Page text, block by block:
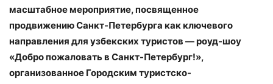
масштабное мероприятие, посвященное
продвижению Санкт-Петербурга как ключевого
направления для узбекских туристов — роуд-шоу
«Добро пожаловать в Санкт-Петербург!»,
организованное Городским туристско-